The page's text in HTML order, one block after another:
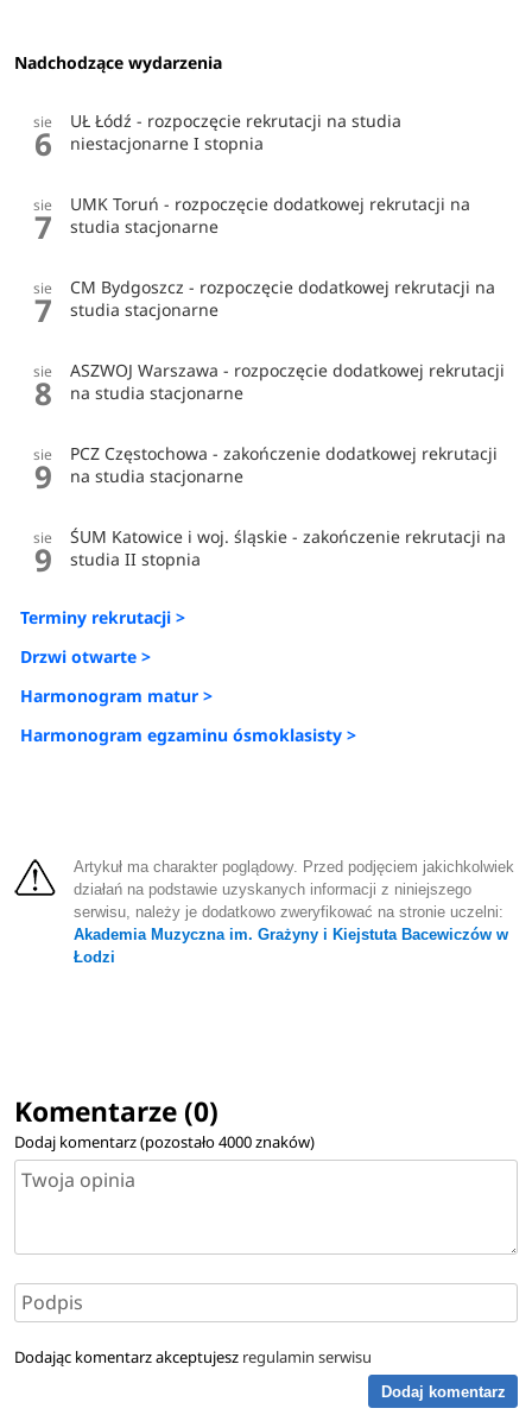
Nadchodzące wydarzenia
sie
6
UŁ Łódź - rozpoczęcie rekrutacji na studia
niestacjonarne I stopnia
sie
7
UMK Toruń - rozpoczęcie dodatkowej rekrutacji na
studia stacjonarne
sie
7
CM Bydgoszcz - rozpoczęcie dodatkowej rekrutacji na
studia stacjonarne
sie
8
ASZWOJ Warszawa - rozpoczęcie dodatkowej rekrutacji
na studia stacjonarne
sie
9
PCZ Częstochowa - zakończenie dodatkowej rekrutacji
na studia stacjonarne
sie
9
ŚUM Katowice i woj. śląskie - zakończenie rekrutacji na
studia II stopnia
Terminy rekrutacji >
Drzwi otwarte >
Harmonogram matur >
Harmonogram egzaminu ósmoklasisty >
Artykuł ma charakter poglądowy. Przed podjęciem jakichkolwiek
działań na podstawie uzyskanych informacji z niniejszego
serwisu, należy je dodatkowo zweryfikować na stronie uczelni:
Akademia Muzyczna im. Grażyny i Kiejstuta Bacewiczów w
Łodzi
Komentarze (0)
Dodaj komentarz (pozostało4000znaków)
Dodając komentarz akceptujesz regulamin serwisu
Dodaj komentarz